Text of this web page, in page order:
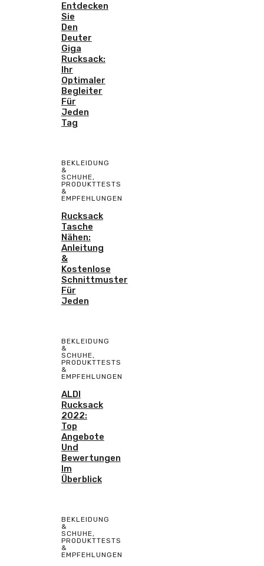
Entdecken
Sie
Den
Deuter
Giga
Rucksack:
Ihr
Optimaler
Begleiter
Für
Jeden
Tag
BEKLEIDUNG
&
SCHUHE,
PRODUKTTESTS
&
EMPFEHLUNGEN
Rucksack
Tasche
Nähen:
Anleitung
&
Kostenlose
Schnittmuster
Für
Jeden
BEKLEIDUNG
&
SCHUHE,
PRODUKTTESTS
&
EMPFEHLUNGEN
ALDI
Rucksack
2022:
Top
Angebote
Und
Bewertungen
Im
Überblick
BEKLEIDUNG
&
SCHUHE,
PRODUKTTESTS
&
EMPFEHLUNGEN